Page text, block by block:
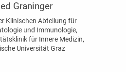
Graninger
Klinischen Abteilung für
und Immunologie,
für Innere Medizin,
Universität Graz